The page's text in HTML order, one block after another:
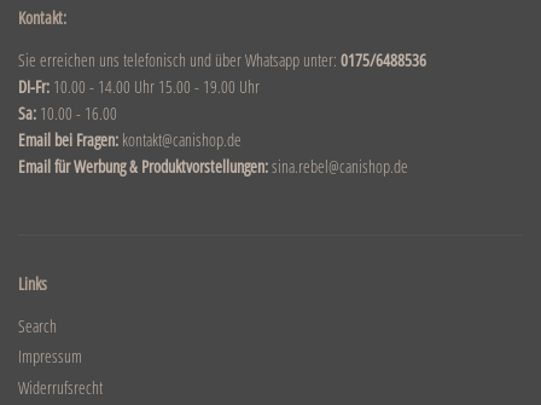
Kontakt:
Sie erreichen uns telefonisch und über Whatsapp unter: 0175/6488536
DI-Fr: 10.00 - 14.00 Uhr 15.00 - 19.00 Uhr
Sa: 10.00 - 16.00
Email bei Fragen: kontakt@canishop.de
Email für Werbung & Produktvorstellungen:sina.rebel@canishop.de
Links
Search
Impressum
Widerrufsrecht